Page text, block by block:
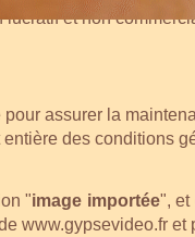
et non
assurer la
des conditions
"image importée", et
www.gypsevideo.fr et